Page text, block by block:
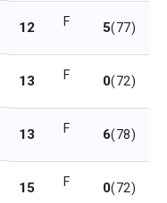
12 F 5(77)
13 F 0(72)
13 F 6(78)
15 F 0(72)